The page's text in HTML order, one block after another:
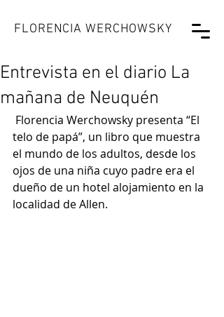
FLORENCIA WERCHOWSKY
Entrevista en el diario La
mañana de Neuquén
Florencia Werchowsky presenta “El
telo de papá”, un libro que muestra
el mundo de los adultos, desde los
ojos de una niña cuyo padre era el
dueño de un hotel alojamiento en la
localidad de Allen.